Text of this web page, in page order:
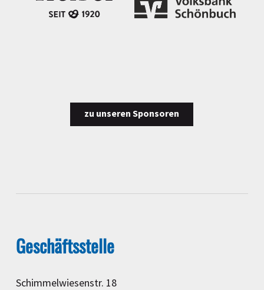
zu unseren Sponsoren
Geschäftsstelle
Schimmelwiesenstr. 18